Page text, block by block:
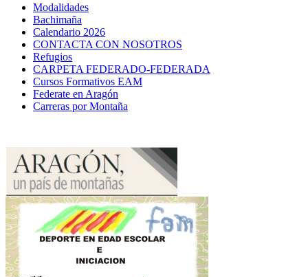
Modalidades
Bachimaña
Calendario 2026
CONTACTA CON NOSOTROS
Refugios
CARPETA FEDERADO-FEDERADA
Cursos Formativos EAM
Federate en Aragón
Carreras por Montaña